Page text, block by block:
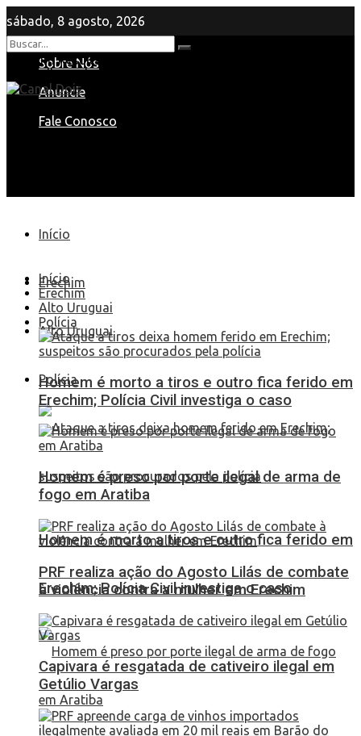
sábado, 8 agosto, 2026
Sobre Nós
Anuncie
Fale Conosco
Nenhum Resultado
View All Result
Início
Erechim
Alto Uruguai
Polícia
Homem é morto a tiros e outro fica ferido em
Erechim; Polícia Civil investiga o caso
Início
Erechim
Alto Uruguai
Polícia
Homem é morto a tiros e outro fica ferido em
Erechim; Polícia Civil investiga o caso
Homem é preso por porte ilegal de arma de
fogo em Aratiba
PRF realiza ação do Agosto Lilás de combate
à violência contra a mulher em Erechim
Capivara é resgatada de cativeiro ilegal em
Getúlio Vargas